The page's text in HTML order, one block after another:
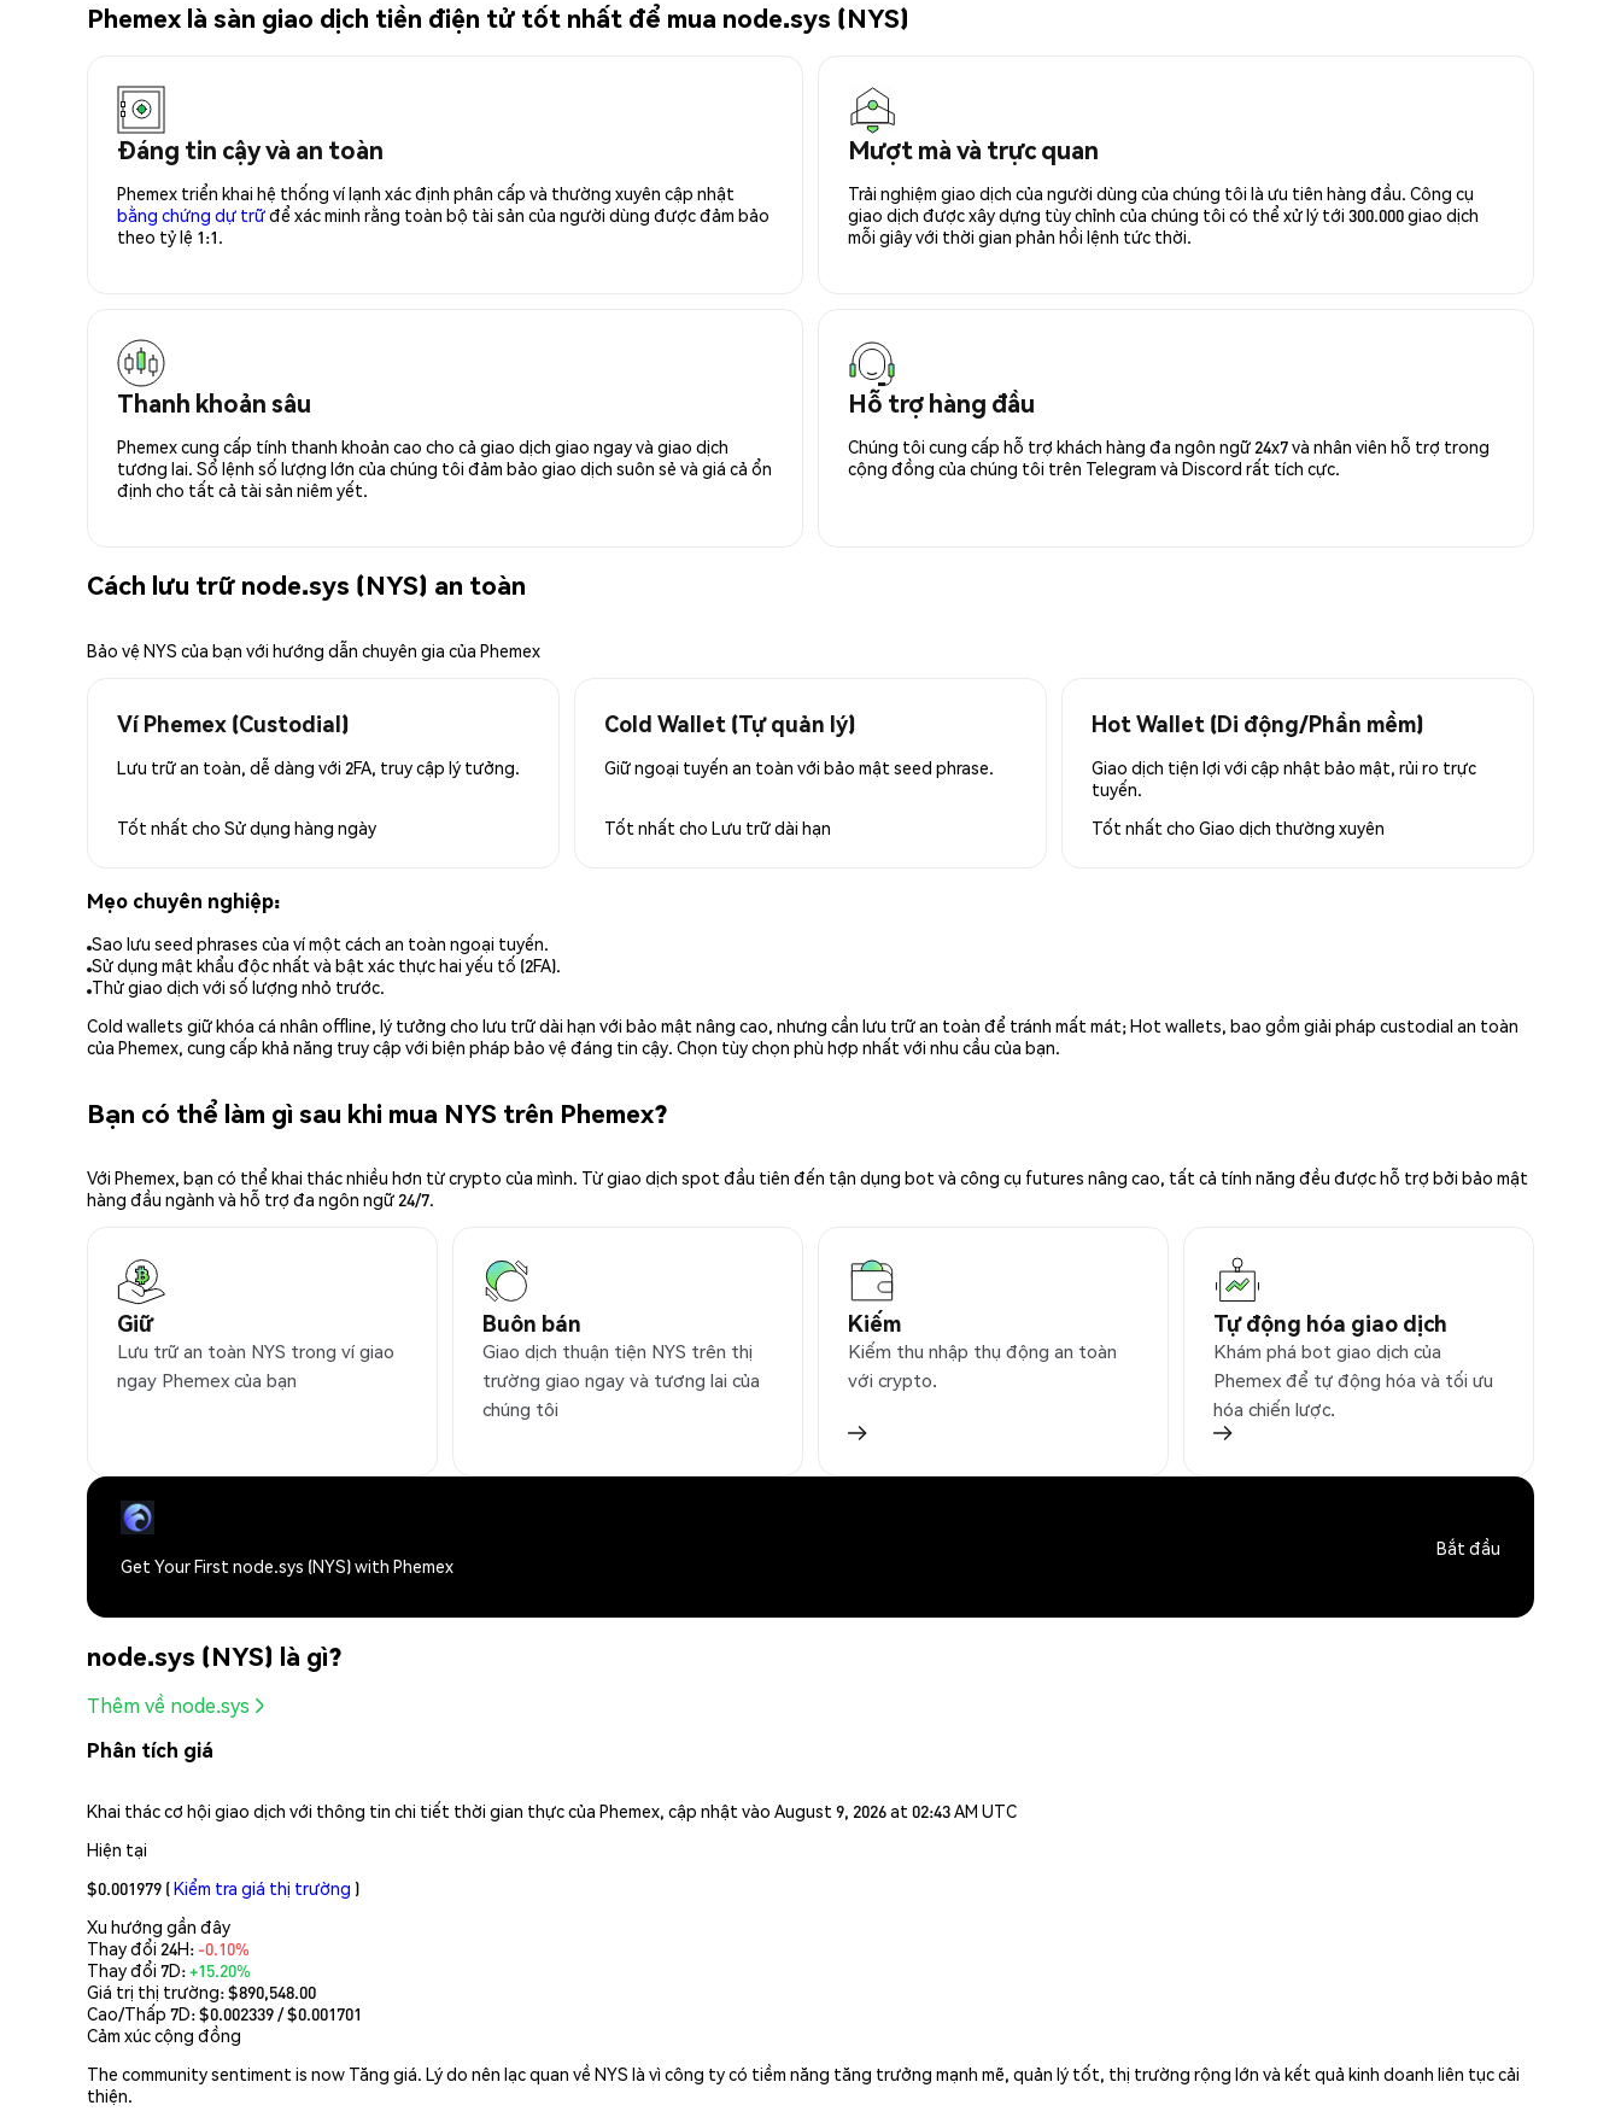
Phemex là sàn giao dịch tiền điện tử tốt nhất để mua node.sys (NYS)
Đáng tin cậy và an toàn
Phemex triển khai hệ thống ví lạnh xác định phân cấp và thường xuyên cập nhật
bằng chứng dự trữđể xác minh rằng toàn bộ tài sản của người dùng được đảm bảo
theo tỷ lệ 1:1.
Mượt mà và trực quan
Trải nghiệm giao dịch của người dùng của chúng tôi là ưu tiên hàng đầu. Công cụ
giao dịch được xây dựng tùy chỉnh của chúng tôi có thể xử lý tới 300.000 giao dịch
mỗi giây với thời gian phản hồi lệnh tức thời.
Thanh khoản sâu
Phemex cung cấp tính thanh khoản cao cho cả giao dịch giao ngay và giao dịch
tương lai. Sổ lệnh số lượng lớn của chúng tôi đảm bảo giao dịch suôn sẻ và giá cả ổn
định cho tất cả tài sản niêm yết.
Hỗ trợ hàng đầu
Chúng tôi cung cấp hỗ trợ khách hàng đa ngôn ngữ 24x7 và nhân viên hỗ trợ trong
cộng đồng của chúng tôi trên Telegram và Discord rất tích cực.
Cách lưu trữ node.sys (NYS) an toàn
Bảo vệ NYS của bạn với hướng dẫn chuyên gia của Phemex
Ví Phemex (Custodial)
Lưu trữ an toàn, dễ dàng với 2FA, truy cập lý tưởng.
Tốt nhất cho Sử dụng hàng ngày
Cold Wallet (Tự quản lý)
Giữ ngoại tuyến an toàn với bảo mật seed phrase.
Tốt nhất cho Lưu trữ dài hạn
Hot Wallet (Di động/Phần mềm)
Giao dịch tiện lợi với cập nhật bảo mật, rủi ro trực
tuyến.
Tốt nhất cho Giao dịch thường xuyên
Mẹo chuyên nghiệp:
Sao lưu seed phrases của ví một cách an toàn ngoại tuyến.
Sử dụng mật khẩu độc nhất và bật xác thực hai yếu tố (2FA).
Thử giao dịch với số lượng nhỏ trước.
Cold wallets giữ khóa cá nhân offline, lý tưởng cho lưu trữ dài hạn với bảo mật nâng cao, nhưng cần lưu trữ an toàn để tránh mất mát; Hot wallets, bao gồm giải pháp custodial an toàn
của Phemex, cung cấp khả năng truy cập với biện pháp bảo vệ đáng tin cậy. Chọn tùy chọn phù hợp nhất với nhu cầu của bạn.
Bạn có thể làm gì sau khi mua NYS trên Phemex?
Với Phemex, bạn có thể khai thác nhiều hơn từ crypto của mình. Từ giao dịch spot đầu tiên đến tận dụng bot và công cụ futures nâng cao, tất cả tính năng đều được hỗ trợ bởi bảo mật
hàng đầu ngành và hỗ trợ đa ngôn ngữ 24/7.
Giữ
Lưu trữ an toàn NYS trong ví giao
ngay Phemex của bạn
Buôn bán
Giao dịch thuận tiện NYS trên thị
trường giao ngay và tương lai của
chúng tôi
Kiếm
Kiếm thu nhập thụ động an toàn
với crypto.
Tự động hóa giao dịch
Khám phá bot giao dịch của
Phemex để tự động hóa và tối ưu
hóa chiến lược.
Get Your First node.sys (NYS) with Phemex
Bắt đầu
node.sys (NYS) là gì?
Thêm về node.sys
Phân tích giá
Khai thác cơ hội giao dịch với thông tin chi tiết thời gian thực của Phemex, cập nhật vào August 9, 2026 at 02:43 AM UTC
Hiện tại
$0.001979 (Kiểm tra giá thị trường )
Xu hướng gần đây
Thay đổi 24H: -0.10%
Thay đổi 7D:+15.20%
Giá trị thị trường:$890,548.00
Cao/Thấp 7D: $0.002339/ $0.001701
Cảm xúc cộng đồng
The community sentiment is now Tăng giá. Lý do nên lạc quan về NYS là vì công ty có tiềm năng tăng trưởng mạnh mẽ, quản lý tốt, thị trường rộng lớn và kết quả kinh doanh liên tục cải
thiện.